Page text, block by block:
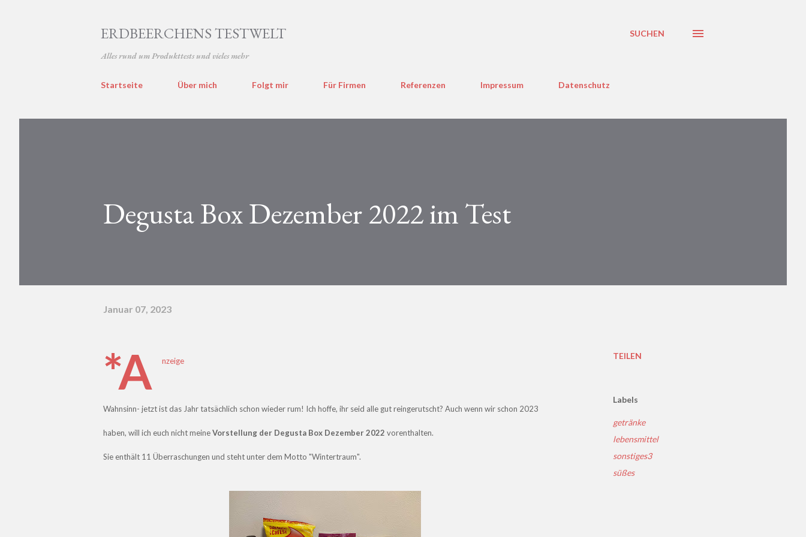
ERDBEERCHENS TESTWELT
Alles rund um Produkttests und vieles mehr
SUCHEN
Startseite Über mich Folgt mir Für Firmen Referenzen Impressum Datenschutz
Degusta Box Dezember 2022 im Test
Januar 07, 2023
*A nzeige
Wahnsinn- jetzt ist das Jahr tatsächlich schon wieder rum! Ich hoffe, ihr seid alle gut reingerutscht? Auch wenn wir schon 2023
haben, will ich euch nicht meineVorstellung der Degusta Box Dezember 2022 vorenthalten.
Sie enthält 11 Überraschungen und steht unter dem Motto "Wintertraum".
TEILEN
Labels
getränke
lebensmittel
sonstiges3
süßes